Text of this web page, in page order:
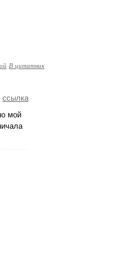
В цитатник
ссылка
мой